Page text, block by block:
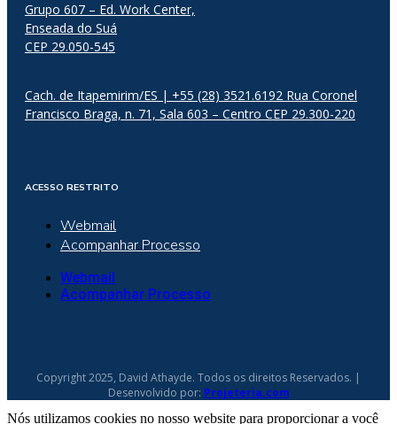
Grupo 607 – Ed. Work Center,
Enseada do Suá
CEP 29.050-545
Cach. de Itapemirim/ES | +55 (28) 3521.6192 Rua Coronel
Francisco Braga, n. 71, Sala 603 – Centro CEP 29.300-220
ACESSO RESTRITO
Webmail
Acompanhar Processo
Webmail
Acompanhar Processo
Copyright 2025, David Athayde. Todos os direitos Reservados. |
Desenvolvido por: Projeteria.com
Nós utilizamos cookies no nosso website para proporcionar a você